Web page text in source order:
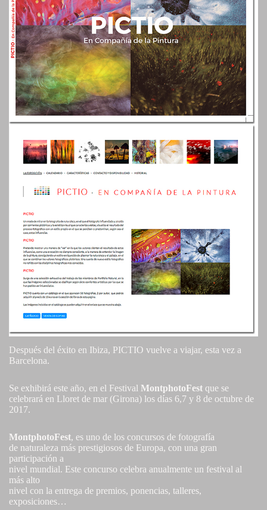
Después del éxito en Ibiza, PICTIO vuelve a viajar, esta vez a
Barcelona.
Se exhibirá este año, en el Festival MontphotoFest que se
celebrará en Lloret de mar (Girona) los días 6,7 y 8 de octubre de
2017.
MontphotoFest, es uno de los concursos de fotografía
de naturaleza más prestigiosos de Europa, con una gran
participación a
nivel mundial. Este concurso celebra anualmente un festival al
más alto
nivel con la entrega de premios, ponencias, talleres,
exposiciones…